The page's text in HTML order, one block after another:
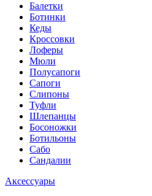
Балетки
Ботинки
Кеды
Кроссовки
Лоферы
Мюли
Полусапоги
Сапоги
Слипоны
Туфли
Шлепанцы
Босоножки
Ботильоны
Сабо
Сандалии
Аксессуары